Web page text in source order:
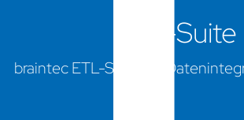
ETL-Suite
braintec ETL-Suite für